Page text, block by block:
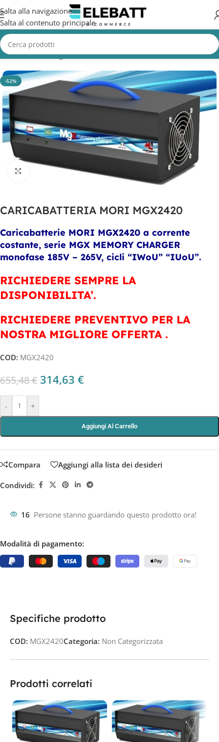
Salta alla navigazione
Salta al contenuto principale
Home/Non Categorizzata
-52%
Clicca per ingrandire
CARICABATTERIA MORI MGX2420
Caricabatterie MORI MGX2420 a corrente
costante, serie MGX MEMORY CHARGER
monofase 185V – 265V, cicli “IWoU” “IUoU”.
RICHIEDERE SEMPRE LA
DISPONIBILITA’.
RICHIEDERE PREVENTIVO PER LA
NOSTRA MIGLIORE OFFERTA .
COD: MGX2420
655,48€ 314,63 €
- +
Aggiungi Al Carrello
Compara Aggiungi alla lista dei desideri
Condividi:
16 Persone stanno guardando questo prodotto ora!
Modalità di pagamento:
Specifiche prodotto
COD: MGX2420Categoria: Non Categorizzata
Prodotti correlati